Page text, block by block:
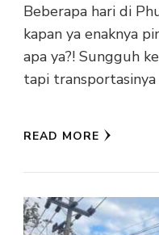
Beberapa hari di
kapan ya enaknya
apa ya?! Sungguh
tapi
READ MORE